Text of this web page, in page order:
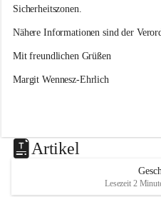
Sicherheitszonen.
Nähere Informationen sind der
Mit freundlichen Grüßen
Margit Wennesz-Ehrlich
Artikel
Lesezeit 2